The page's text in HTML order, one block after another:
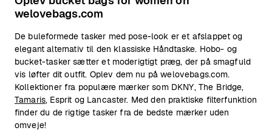
welovebags.com
De buleformede tasker med pose-look er et afslappet og
elegant alternativ til den klassiske Håndtaske. Hobo- og
bucket-tasker sætter et moderigtigt præg, der på smagfuld
vis løfter dit outfit. Oplev dem nu på welovebags.com.
Kollektioner fra populære mærker som DKNY, The Bridge,
Tamaris, Esprit og Lancaster. Med den praktiske filterfunktion
finder du de rigtige tasker fra de bedste mærker uden
omveje!